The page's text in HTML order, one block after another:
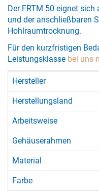
Der FRTM 50 eignet
und der anschließbaren
Hohlraumtrocknung.
Für den kurzfristigen
Leistungsklasse bei uns
Hersteller
Herstellungsland
Arbeitsweise
Gehäuserahmen
Material
Farbe